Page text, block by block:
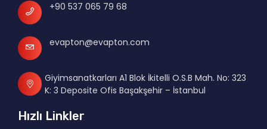
+90 537 065 79 68
evapton@evapton.com
Giyimsanatkarları A1 Blok İkitelli O.S.B Mah. No: 323
K: 3 Deposite Ofis Başakşehir – İstanbul
Hızlı Linkler